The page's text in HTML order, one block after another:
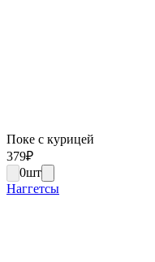
Поке с курицей
379₽
0шт
Наггетсы